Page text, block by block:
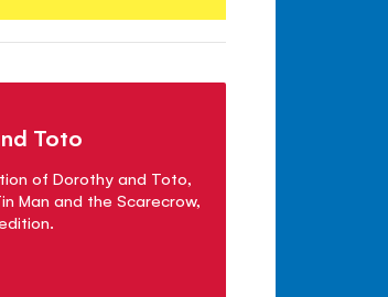
Toto
of Dorothy and Toto,
Man and the Scarecrow,